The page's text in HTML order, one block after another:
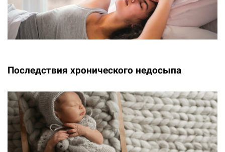
Последствия хронического недосыпа